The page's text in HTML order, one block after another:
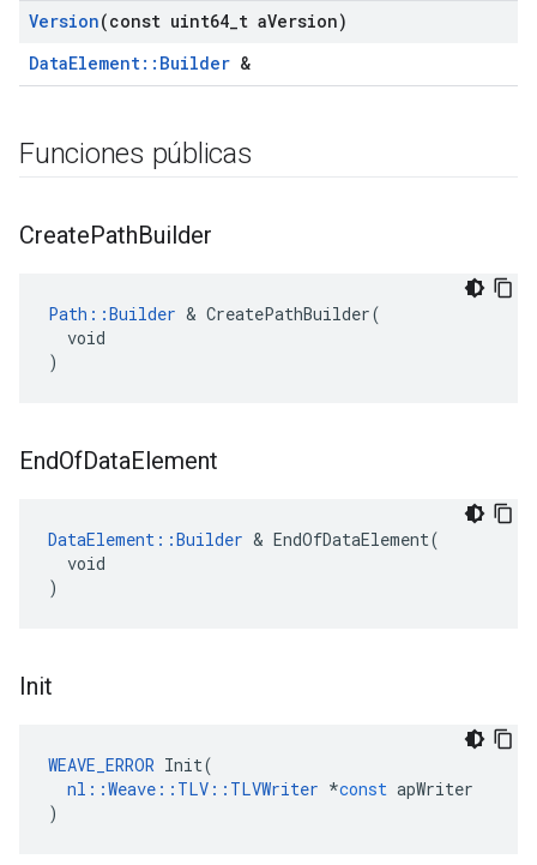
Version(const uint64 t aVersion)
DataElement::Builder &
Funciones públicas
CreatePathBuilder
Path::Builder & CreatePathBuilder(
  void
)
EndOfDataElement
DataElement::Builder & EndOfDataElement(
  void
)
Init
WEAVE_ERROR Init(
nl ::Weave :: TLV :: TLVWriter *const apWriter
)